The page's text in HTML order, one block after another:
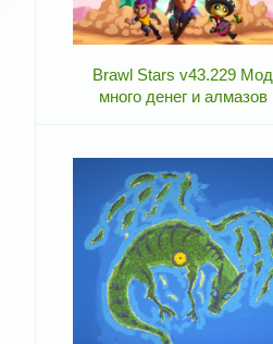
Brawl Stars v43.229 Мод
много денег и алмазов